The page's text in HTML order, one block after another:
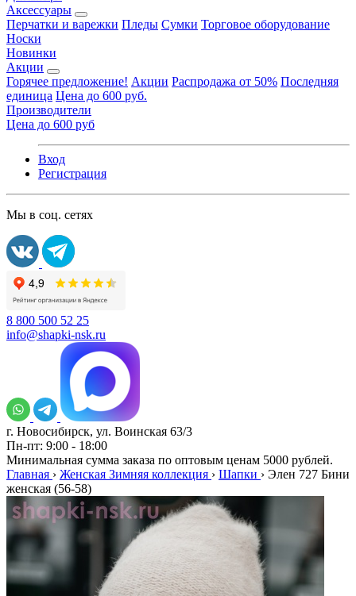
Аксессуары
Перчатки и варежки Пледы Сумки Торговое оборудование
Носки
Новинки
Акции
Горячее предложение! Акции Распродажа от 50% Последняя
единица Цена до 600 руб.
Производители
Цена до 600 руб
Вход
Регистрация
Мы в соц. сетях
8 800 500 52 25
info@shapki-nsk.ru
г. Новосибирск, ул. Воинская 63/3
Пн-пт: 9:00 - 18:00
Минимальная сумма заказа по оптовым ценам 5000 рублей.
Главная › Женская Зимняя коллекция › Шапки › Элен 727 Бини
женская (56-58)